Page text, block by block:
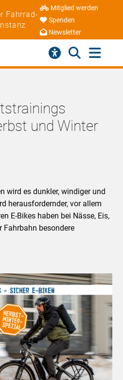
Fahrrad-
Mitglied werden
Spenden
Newsletter
und Winter
wird es dunkler, windiger und
herausfordernder, vor allem
E-Bikes haben bei Nässe, Eis,
Fahrbahn besondere